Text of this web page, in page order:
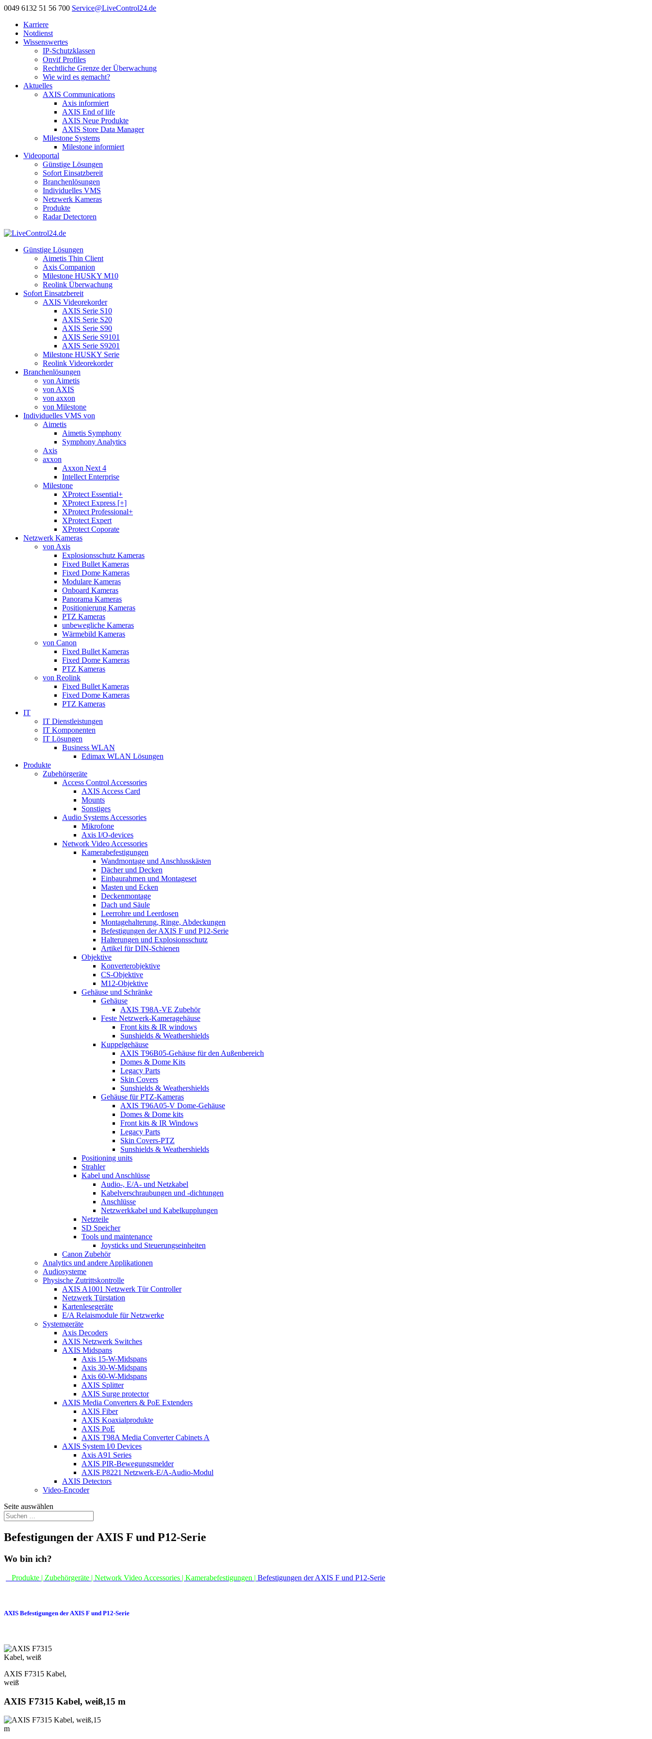
0049 6132 51 56 700 Service@LiveControl24.de
Karriere
Notdienst
Wissenswertes
IP-Schutzklassen
Onvif Profiles
Rechtliche Grenze der Überwachung
Wie wird es gemacht?
Aktuelles
AXIS Communications
Axis informiert
AXIS End of life
AXIS Neue Produkte
AXIS Store Data Manager
Milestone Systems
Milestone informiert
Videoportal
Günstige Lösungen
Sofort Einsatzbereit
Branchenlösungen
Individuelles VMS
Netzwerk Kameras
Produkte
Radar Detectoren
Günstige Lösungen
Aimetis Thin Client
Axis Companion
Milestone HUSKY M10
Reolink Überwachung
Sofort Einsatzbereit
AXIS Videorekorder
AXIS Serie S10
AXIS Serie S20
AXIS Serie S90
AXIS Serie S9101
AXIS Serie S9201
Milestone HUSKY Serie
Reolink Videorekorder
Branchenlösungen
von Aimetis
von AXIS
von axxon
von Milestone
Individuelles VMS von
Aimetis
Aimetis Symphony
Symphony Analytics
Axis
axxon
Axxon Next 4
Intellect Enterprise
Milestone
XProtect Essential+
XProtect Express [+]
XProtect Professional+
XProtect Expert
XProtect Coporate
Netzwerk Kameras
von Axis
Explosionsschutz Kameras
Fixed Bullet Kameras
Fixed Dome Kameras
Modulare Kameras
Onboard Kameras
Panorama Kameras
Positionierung Kameras
PTZ Kameras
unbewegliche Kameras
Wärmebild Kameras
von Canon
Fixed Bullet Kameras
Fixed Dome Kameras
PTZ Kameras
von Reolink
Fixed Bullet Kameras
Fixed Dome Kameras
PTZ Kameras
IT
IT Dienstleistungen
IT Komponenten
IT Lösungen
Business WLAN
Edimax WLAN Lösungen
Produkte
Zubehörgeräte
Access Control Accessories
AXIS Access Card
Mounts
Sonstiges
Audio Systems Accessories
Mikrofone
Axis I/O-devices
Network Video Accessories
Kamerabefestigungen
Wandmontage und Anschlusskästen
Dächer und Decken
Einbaurahmen und Montageset
Masten und Ecken
Deckenmontage
Dach und Säule
Leerrohre und Leerdosen
Montagehalterung, Ringe, Abdeckungen
Befestigungen der AXIS F und P12-Serie
Halterungen und Explosionsschutz
Artikel für DIN-Schienen
Objektive
Konverterobjektive
CS-Objektive
M12-Objektive
Gehäuse und Schränke
Gehäuse
AXIS T98A-VE Zubehör
Feste Netzwerk-Kameragehäuse
Front kits & IR windows
Sunshields & Weathershields
Kuppelgehäuse
AXIS T96B05-Gehäuse für den Außenbereich
Domes & Dome Kits
Legacy Parts
Skin Covers
Sunshields & Weathershields
Gehäuse für PTZ-Kameras
AXIS T96A05-V Dome-Gehäuse
Domes & Dome kits
Front kits & IR Windows
Legacy Parts
Skin Covers-PTZ
Sunshields & Weathershields
Positioning units
Strahler
Kabel und Anschlüsse
Audio-, E/A- und Netzkabel
Kabelverschraubungen und -dichtungen
Anschlüsse
Netzwerkkabel und Kabelkupplungen
Netzteile
SD Speicher
Tools und maintenance
Joysticks und Steuerungseinheiten
Canon Zubehör
Analytics und andere Applikationen
Audiosysteme
Physische Zutrittskontrolle
AXIS A1001 Netzwerk Tür Controller
Netzwerk Türstation
Kartenlesegeräte
E/A Relaismodule für Netzwerke
Systemgeräte
Axis Decoders
AXIS Netzwerk Switches
AXIS Midspans
Axis 15-W-Midspans
Axis 30-W-Midspans
Axis 60-W-Midspans
AXIS Splitter
AXIS Surge protector
AXIS Media Converters & PoE Extenders
AXIS Fiber
AXIS Koaxialprodukte
AXIS PoE
AXIS T98A Media Converter Cabinets A
AXIS System I/0 Devices
Axis A91 Series
AXIS PIR-Bewegungsmelder
AXIS P8221 Netzwerk-E/A-Audio-Modul
AXIS Detectors
Video-Encoder
Seite auswählen
Befestigungen der AXIS F und P12-Serie
Wo bin ich?
Produkte | Zubehörgeräte | Network Video Accessories | Kamerabefestigungen | Befestigungen der AXIS F und P12-Serie
AXIS Befestigungen der AXIS F und P12-Serie
AXIS F7315 Kabel,
weiß
AXIS F7315 Kabel, weiß,15 m